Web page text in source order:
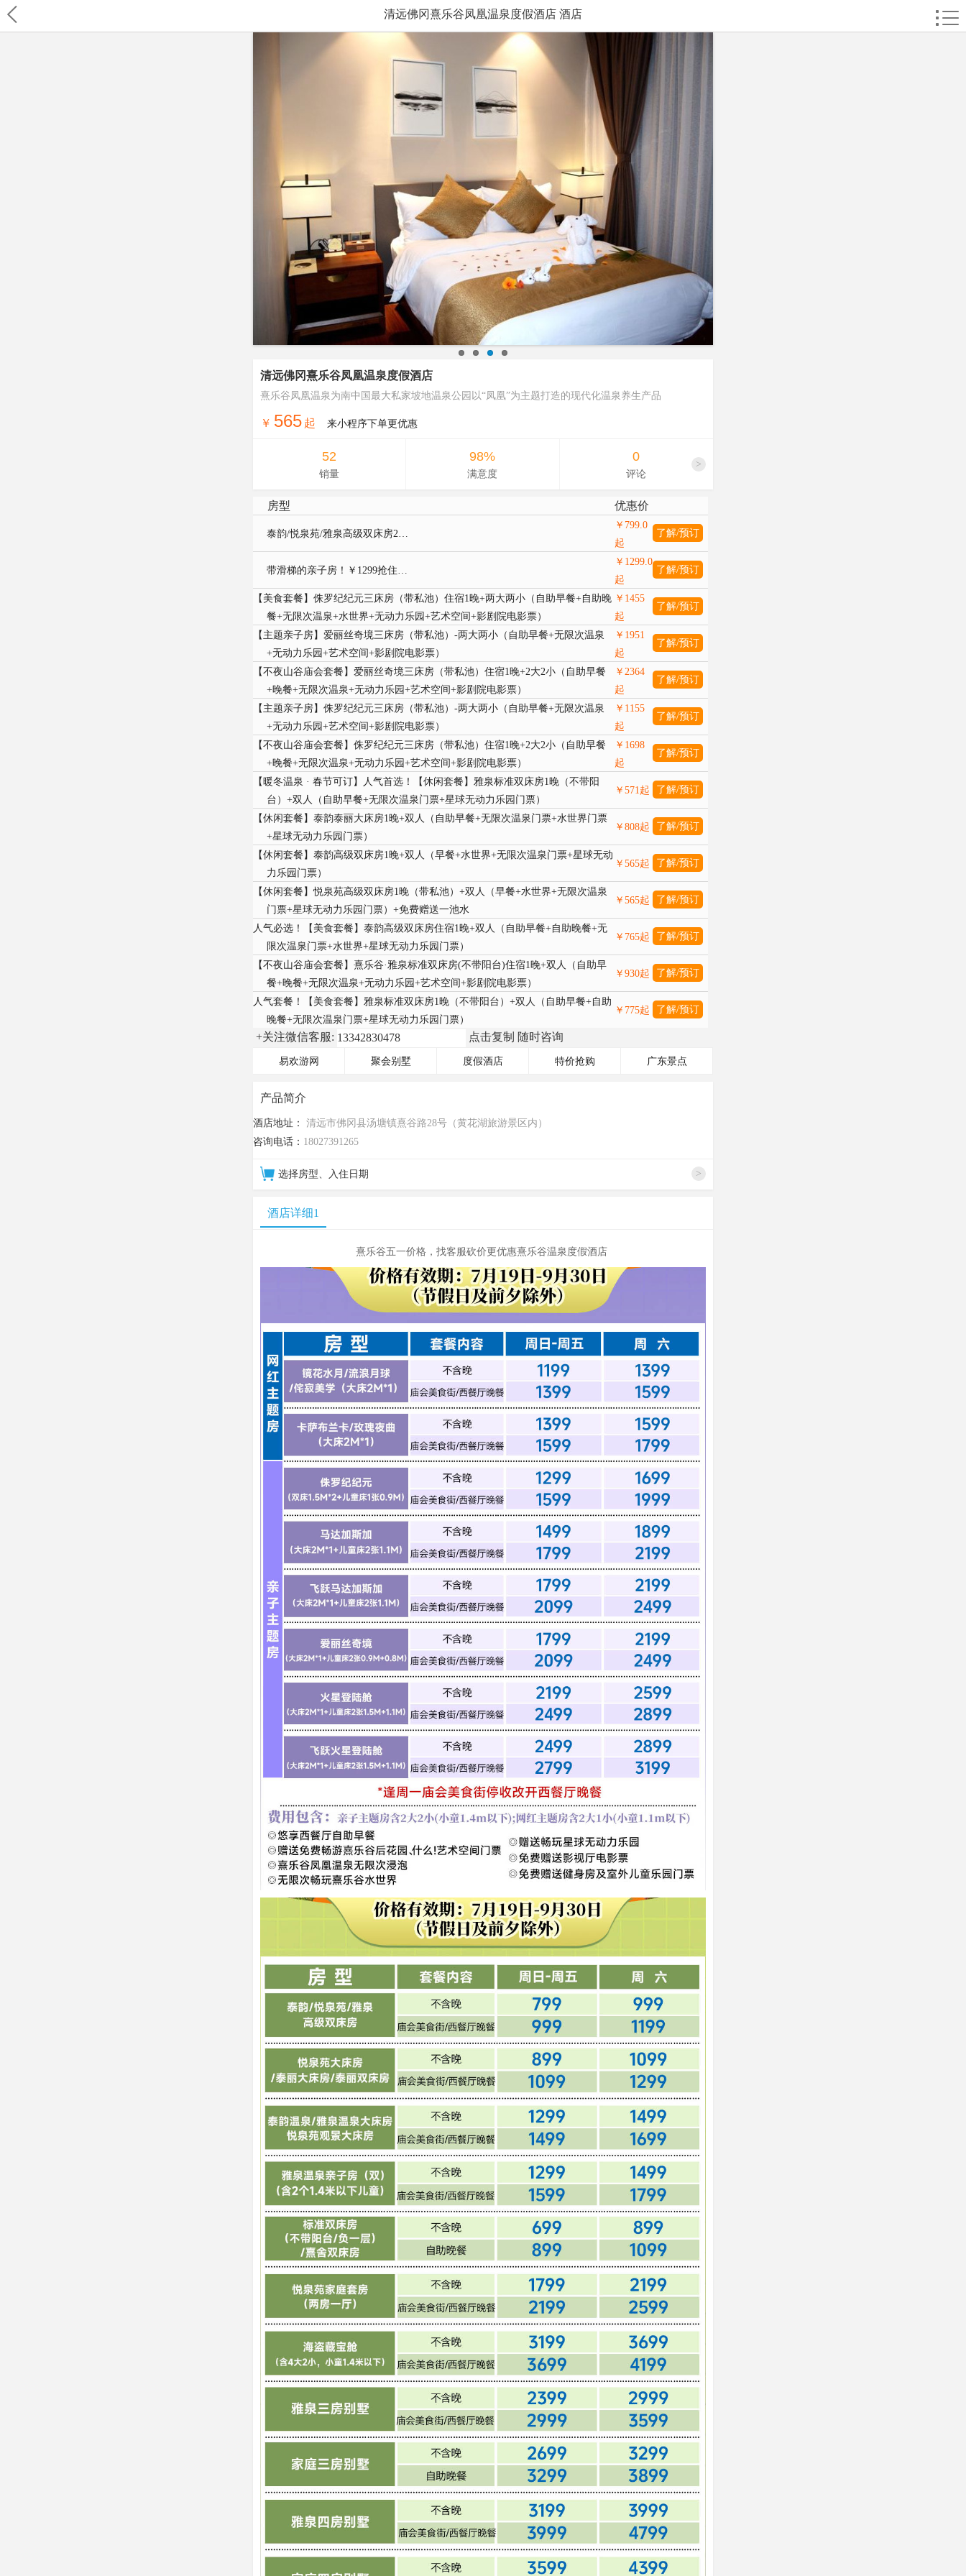
清远佛冈熹乐谷凤凰温泉度假酒店 酒店
清远佛冈熹乐谷凤凰温泉度假酒店
熹乐谷凤凰温泉为南中国最大私家坡地温泉公园以“凤凰”为主题打造的现代化温泉养生产品
￥ 565 起 来小程序下单更优惠
52
销量
98%
满意度
0
评论
>
房型 优惠价
泰韵/悦泉苑/雅泉高级双床房2…
￥ 799.0
起
了解/预订
带滑梯的亲子房！￥1299抢住…
￥ 1299.0
起
了解/预订
【美食套餐】侏罗纪纪元三床房（带私池）住宿1晚+两大两小（自助早餐+自助晚
餐+无限次温泉+水世界+无动力乐园+艺术空间+影剧院电影票）
￥ 1455
起
了解/预订
【主题亲子房】爱丽丝奇境三床房（带私池）-两大两小（自助早餐+无限次温泉
+无动力乐园+艺术空间+影剧院电影票）
￥ 1951
起
了解/预订
【不夜山谷庙会套餐】爱丽丝奇境三床房（带私池）住宿1晚+2大2小（自助早餐
+晚餐+无限次温泉+无动力乐园+艺术空间+影剧院电影票）
￥ 2364
起
了解/预订
【主题亲子房】侏罗纪纪元三床房（带私池）-两大两小（自助早餐+无限次温泉
+无动力乐园+艺术空间+影剧院电影票）
￥ 1155
起
了解/预订
【不夜山谷庙会套餐】侏罗纪纪元三床房（带私池）住宿1晚+2大2小（自助早餐
+晚餐+无限次温泉+无动力乐园+艺术空间+影剧院电影票）
￥ 1698
起
了解/预订
【暖冬温泉 · 春节可订】人气首选！【休闲套餐】雅泉标准双床房1晚（不带阳
台）+双人（自助早餐+无限次温泉门票+星球无动力乐园门票）
￥ 571起 了解/预订
【休闲套餐】泰韵泰丽大床房1晚+双人（自助早餐+无限次温泉门票+水世界门票
+星球无动力乐园门票）
￥ 808起 了解/预订
【休闲套餐】泰韵高级双床房1晚+双人（早餐+水世界+无限次温泉门票+星球无动
力乐园门票）
￥ 565起 了解/预订
【休闲套餐】悦泉苑高级双床房1晚（带私池）+双人（早餐+水世界+无限次温泉
门票+星球无动力乐园门票）+免费赠送一池水
￥ 565起 了解/预订
人气必选！【美食套餐】泰韵高级双床房住宿1晚+双人（自助早餐+自助晚餐+无
限次温泉门票+水世界+星球无动力乐园门票）
￥ 765起 了解/预订
【不夜山谷庙会套餐】熹乐谷·雅泉标准双床房(不带阳台)住宿1晚+双人（自助早
餐+晚餐+无限次温泉+无动力乐园+艺术空间+影剧院电影票）
￥ 930起 了解/预订
人气套餐！【美食套餐】雅泉标准双床房1晚（不带阳台）+双人（自助早餐+自助
晚餐+无限次温泉门票+星球无动力乐园门票）
￥ 775起 了解/预订
+关注微信客服: 点击复制 随时咨询
易欢游网 聚会别墅 度假酒店 特价抢购 广东景点
产品简介
酒店地址：
清远市佛冈县汤塘镇熹谷路28号（黄花湖旅游景区内）
咨询电话： 18027391265
选择房型、入住日期 >
酒店详细1
​熹乐谷五一价格，找客服砍价更优惠熹乐谷温泉度假酒店